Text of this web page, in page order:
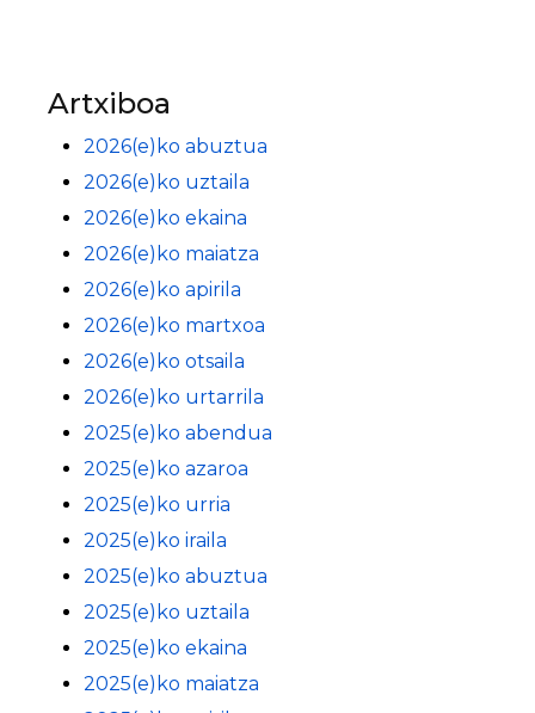
Artxiboa
2026(e)ko abuztua
2026(e)ko uztaila
2026(e)ko ekaina
2026(e)ko maiatza
2026(e)ko apirila
2026(e)ko martxoa
2026(e)ko otsaila
2026(e)ko urtarrila
2025(e)ko abendua
2025(e)ko azaroa
2025(e)ko urria
2025(e)ko iraila
2025(e)ko abuztua
2025(e)ko uztaila
2025(e)ko ekaina
2025(e)ko maiatza